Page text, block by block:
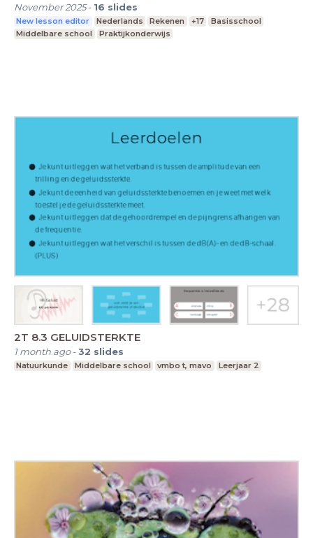
November 2025- 16 slides
New lesson editor Nederlands Rekenen +17
Basisschool
Middelbare school
Praktijkonderwijs
2T 8.3 GELUIDSTERKTE
1 month ago-32 slides
Natuurkunde Middelbare school vmbo t, mavo Leerjaar 2